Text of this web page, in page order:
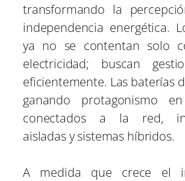
transformando la
independencia energética.
ya no se contentan solo
electricidad; buscan
eficientemente. Las baterías
ganando protagonismo
conectados a la red,
aisladas y sistemas híbridos.
A medida que crece el